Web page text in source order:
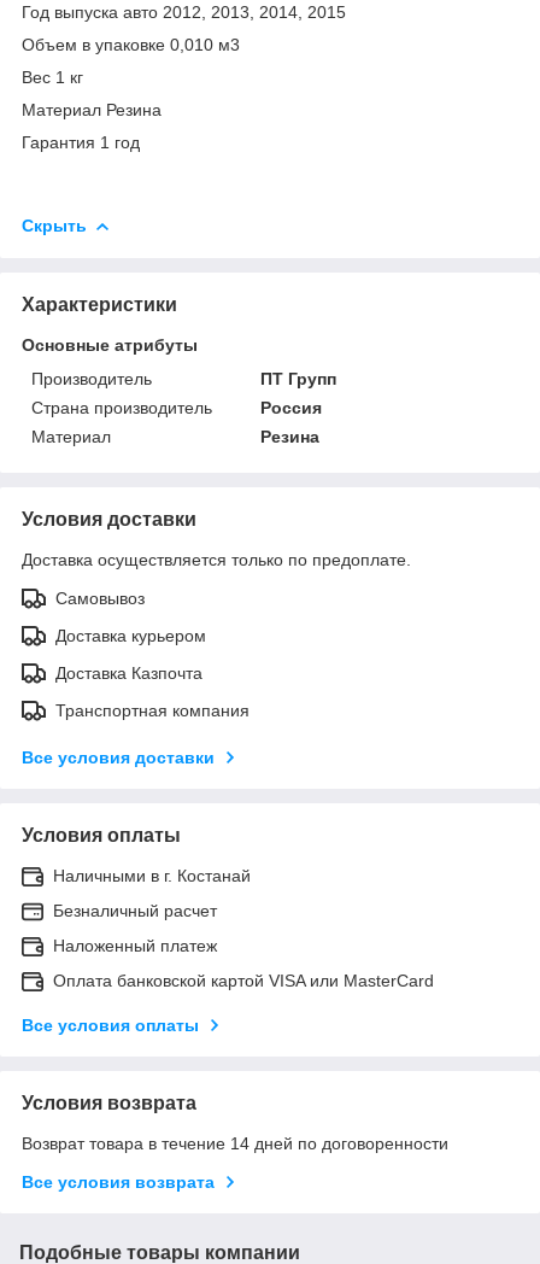
Год выпуска авто 2012, 2013, 2014, 2015
Объем в упаковке 0,010 м3
Вес 1 кг
Материал Резина
Гарантия 1 год
Скрыть
Характеристики
Основные атрибуты
Производитель
ПТ Групп
Страна производитель
Россия
Материал
Резина
Условия доставки
Доставка осуществляется только по предоплате.
Самовывоз
Доставка курьером
Доставка Казпочта
Транспортная компания
Все условия доставки
Условия оплаты
Наличными в г. Костанай
Безналичный расчет
Наложенный платеж
Оплата банковской картой VISA или MasterCard
Все условия оплаты
Условия возврата
Возврат товара в течение 14 дней по договоренности
Все условия возврата
Подобные товары компании